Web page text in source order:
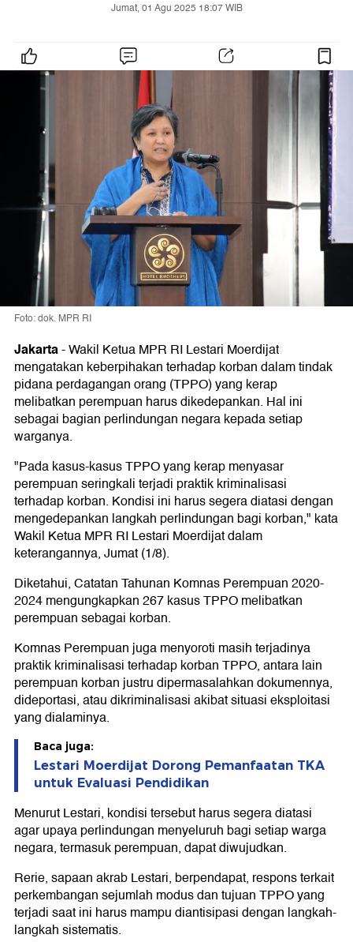
Jumat, 01 Agu 2025 18:07 WIB
Foto: dok. MPR RI
Jakarta-Wakil Ketua MPR RI Lestari Moerdijat
mengatakan keberpihakan terhadap korban dalam tindak
pidana perdagangan orang (TPPO) yang kerap
melibatkan perempuan harus dikedepankan. Hal ini
sebagai bagian perlindungan negara kepada setiap
warganya.
"Pada kasus-kasus TPPO yang kerap menyasar
perempuan seringkali terjadi praktik kriminalisasi
terhadap korban. Kondisi ini harus segera diatasi dengan
mengedepankan langkah perlindungan bagi korban," kata
Wakil Ketua MPR RI Lestari Moerdijat dalam
keterangannya, Jumat (1/8).
Diketahui, Catatan Tahunan Komnas Perempuan 2020-
2024 mengungkapkan 267 kasus TPPO melibatkan
perempuan sebagai korban.
Komnas Perempuan juga menyoroti masih terjadinya
praktik kriminalisasi terhadap korban TPPO, antara lain
perempuan korban justru dipermasalahkan dokumennya,
dideportasi, atau dikriminalisasi akibat situasi eksploitasi
yang dialaminya.
Baca juga:
Lestari Moerdijat Dorong Pemanfaatan TKA
untuk Evaluasi Pendidikan
Menurut Lestari, kondisi tersebut harus segera diatasi
agar upaya perlindungan menyeluruh bagi setiap warga
negara, termasuk perempuan, dapat diwujudkan.
Rerie, sapaan akrab Lestari, berpendapat, respons terkait
perkembangan sejumlah modus dan tujuan TPPO yang
terjadi saat ini harus mampu diantisipasi dengan langkah-
langkah sistematis.